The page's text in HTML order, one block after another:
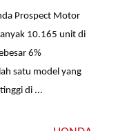
Prospect Motor
10.165 unit di
6%
satu model yang
di ...